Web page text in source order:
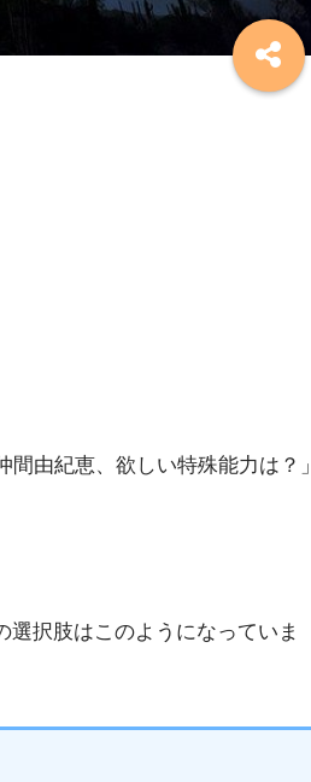
由紀恵、欲しい特殊能力は？」
択肢はこのようになっていま